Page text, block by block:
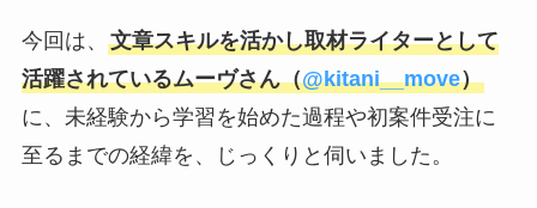
今回は、 文章スキルを活かし取材ライターとして
活躍されているムーヴさん（@kitani__move）
に、未経験から学習を始めた過程や初案件受注に
至るまでの経緯を、じっくりと伺いました。